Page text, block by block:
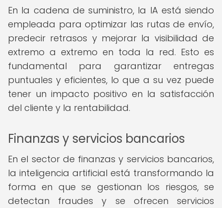
En la cadena de suministro, la IA está siendo
empleada para optimizar las rutas de envío,
predecir retrasos y mejorar la visibilidad de
extremo a extremo en toda la red. Esto es
fundamental para garantizar entregas
puntuales y eficientes, lo que a su vez puede
tener un impacto positivo en la satisfacción
del cliente y la rentabilidad.
Finanzas y servicios bancarios
En el sector de finanzas y servicios bancarios,
la inteligencia artificial está transformando la
forma en que se gestionan los riesgos, se
detectan fraudes y se ofrecen servicios